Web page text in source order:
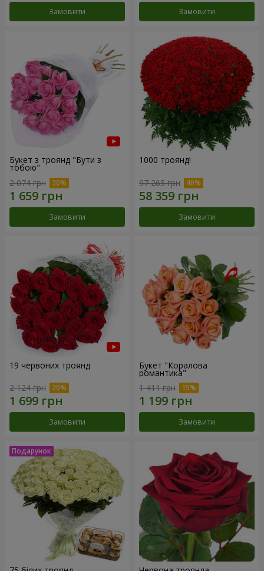
Замовити Замовити
Букет з троянд "Бути з
тобою"
2 074 грн
Замовити
1000 троянд!
97 265 грн
Замовити
19 червоних троянд
2 124 грн
Замовити
Букет "Коралова
романтика"
1 411 грн
Замовити